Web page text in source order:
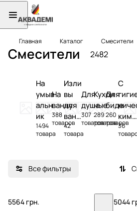
Главная Каталог Смесители
Смесители 2482
На
умыв
альн
ик
1494
товара
На
ванну
388
товаров
Изли
вы
для
ванн
ы
42
товара
Для
душа
307
товаров
Кухон
ные
289
товаров
Для
биде
260
товаров
С
ким
душе
м
36
Все фильтры
5564 грн.
5044